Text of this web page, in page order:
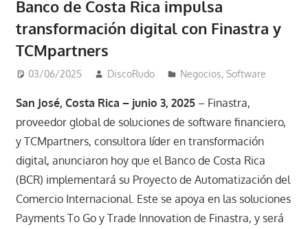
Banco de Costa Rica impulsa
transformación digital con Finastra y
TCMpartners
03/06/2025 DiscoRudo Negocios,Software
San José, Costa Rica – junio 3, 2025– Finastra,
proveedor global de soluciones de software financiero,
y TCMpartners, consultora líder en transformación
digital, anunciaron hoy que el Banco de Costa Rica
(BCR) implementará su Proyecto de Automatización del
Comercio Internacional. Este se apoya en las soluciones
Payments To Go y Trade Innovation de Finastra, y será